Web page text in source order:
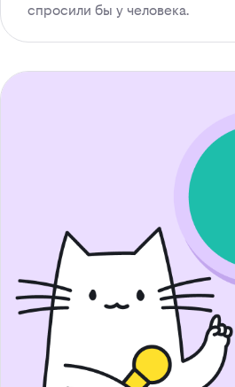
спросили бы у человека.